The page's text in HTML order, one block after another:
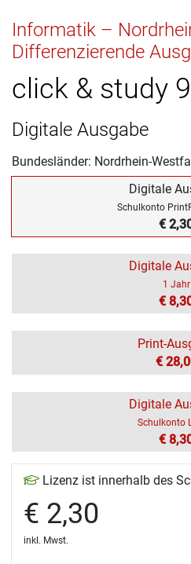
Informatik –
Differenzierende
click & study
Digitale Ausgabe
Bundesländer: Nordrhein-
Digitale
Schulkonto
€
Digitale
1 Jahr
€
Print-
€
Digitale
Schulkonto
€
Lizenz ist innerhalb des
€ 2,30
inkl. Mwst.